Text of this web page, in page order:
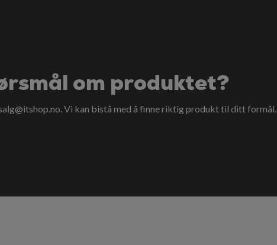
om produktet?
. Vi kan bistå med å finne riktig produkt til ditt formål.